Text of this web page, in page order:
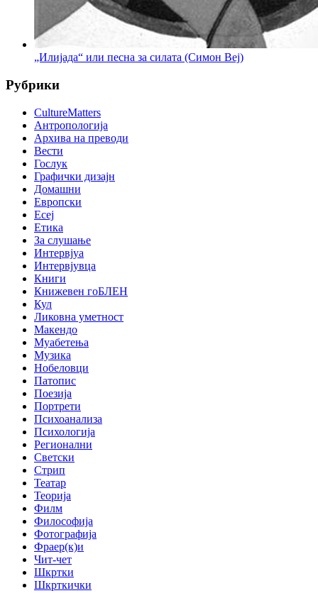
„Илијада“ или песна за силата (Симон Веј)
Рубрики
CultureMatters
Антропологија
Архива на преводи
Вести
Гослук
Графички дизајн
Домашни
Европски
Есеј
Етика
За слушање
Интервјуа
Интервјувца
Книги
Книжевен гоБЛЕН
Кул
Ликовна уметност
Макендо
Муабетења
Музика
Нобеловци
Патопис
Поезија
Портрети
Психоанализа
Психологија
Регионални
Светски
Стрип
Театар
Теорија
Филм
Философија
Фотографија
Фраер(к)и
Чит-чет
Шкртки
Шкрткички